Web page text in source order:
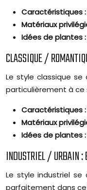
Caractéristiques :
Matériaux
Idées de plantes :
CLASSIQUE /
Le style classique
particulièrement à ce
Caractéristiques :
Matériaux
Idées de plantes :
INDUSTRIEL / URBAIN :
Le style industriel
parfaitement dans